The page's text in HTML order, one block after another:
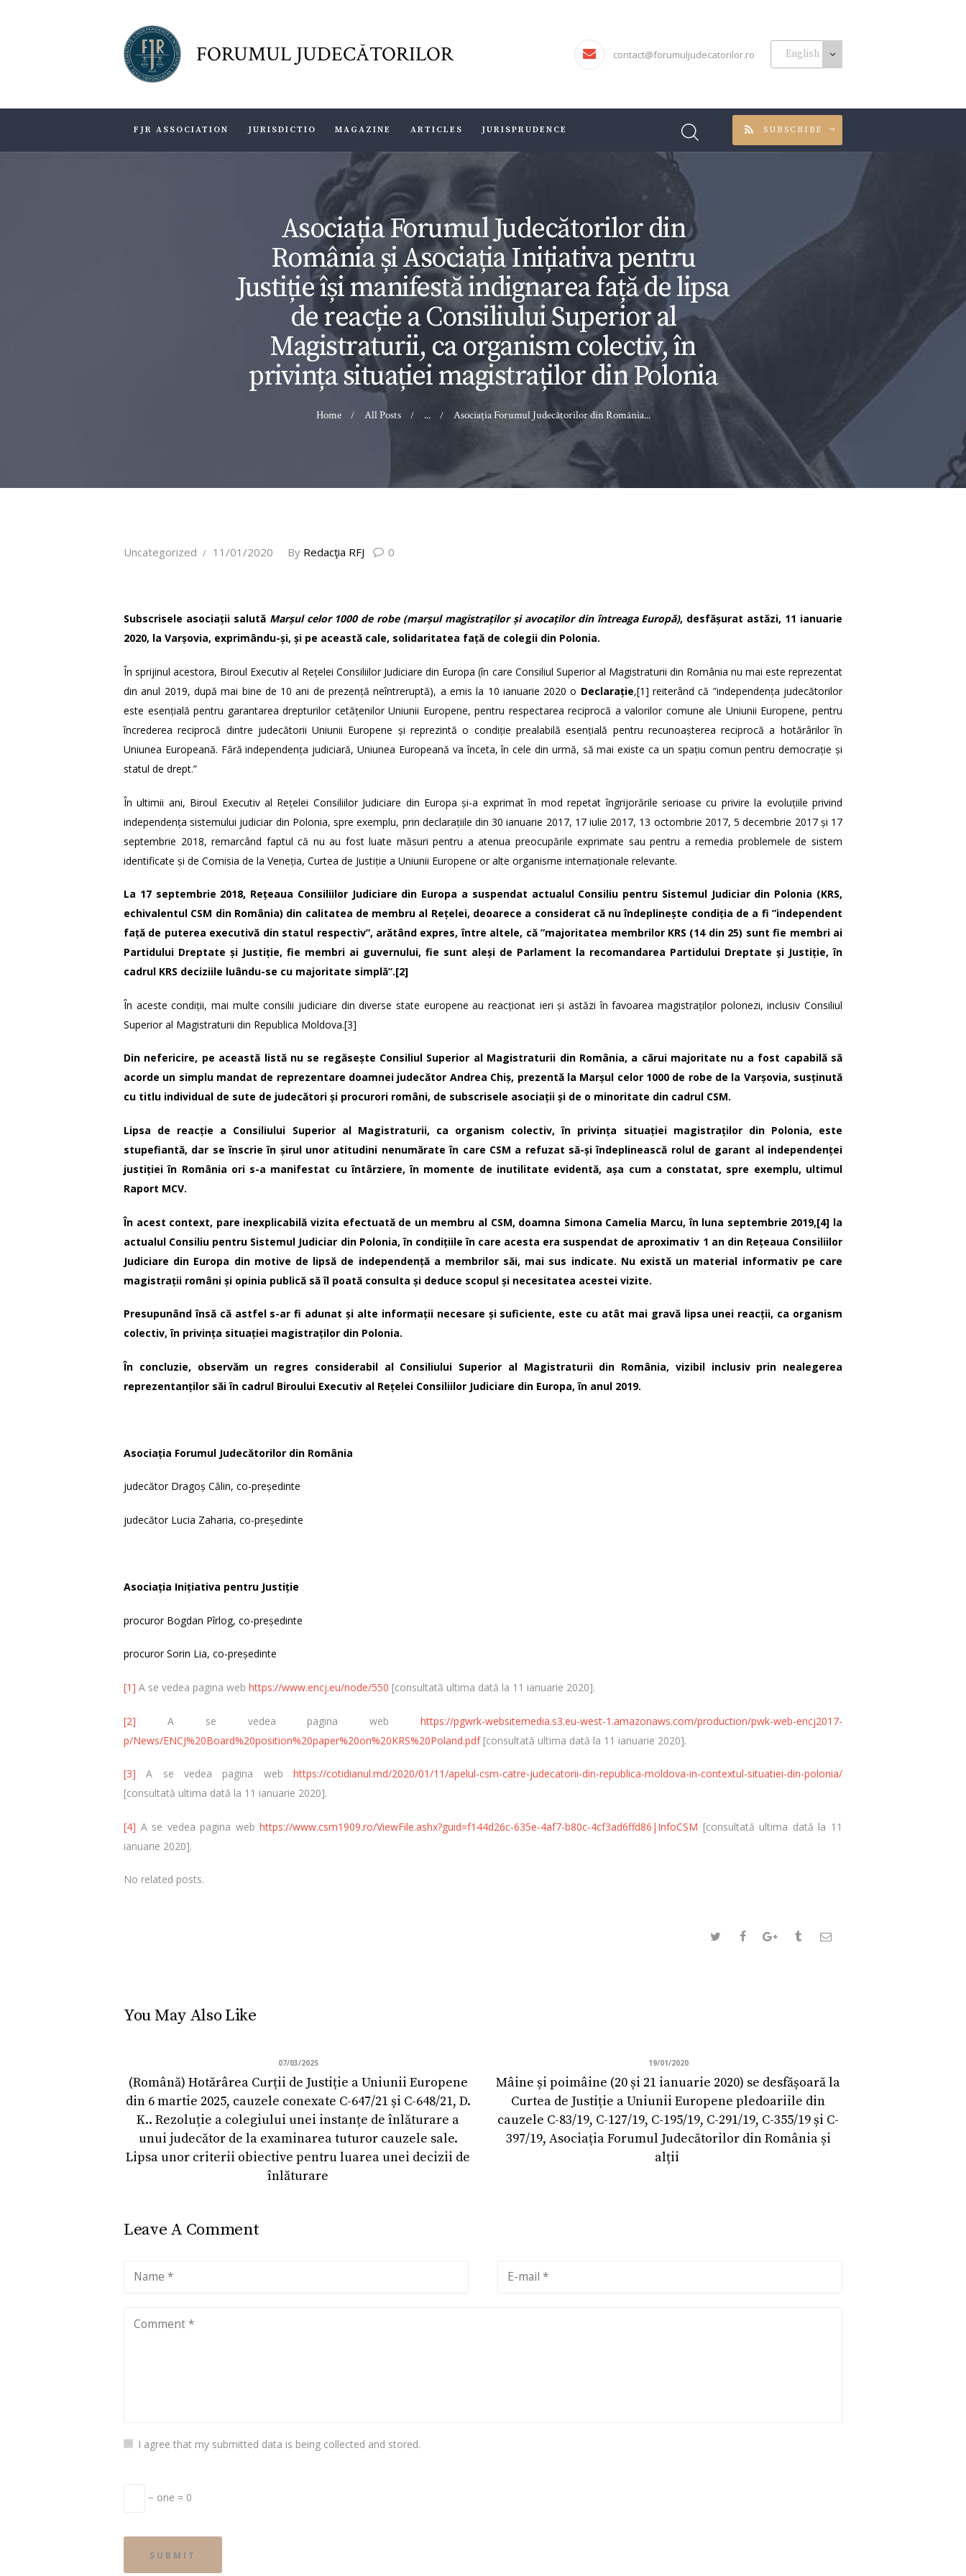
FORUMUL JUDECĂTORILOR contact@forumuljudecatorilor.ro
FJR ASSOCIATION JURISDICTIO MAGAZINE ARTICLES JURISPRUDENCE SUBSCRIBE
Asociația Forumul Judecătorilor din
România și Asociația Inițiativa pentru
Justiție își manifestă indignarea față de lipsa
de reacție a Consiliului Superior al
Magistraturii, ca organism colectiv, în
privința situației magistraților din Polonia
Home All Posts ... Asociația Forumul Judecătorilor din România...
FORUMUL JUDECĂTORILOR
JURISDICTIO
ARTICLES
JURISPRUDENCE
Uncategorized 11/01/2020 By Redacţia RFJ 0
Subscrisele asociații salută Marșul celor 1000 de robe (marșul magistraților și avocaților din întreaga Europă), desfășurat astăzi, 11 ianuarie
2020, la Varșovia, exprimându-și, și pe această cale, solidaritatea față de colegii din Polonia.
În sprijinul acestora, Biroul Executiv al Rețelei Consiliilor Judiciare din Europa (în care Consiliul Superior al Magistraturii din România nu mai este reprezentat
din anul 2019, după mai bine de 10 ani de prezență neîntreruptă), a emis la 10 ianuarie 2020 o Declarație,[1] reiterând că ”independența judecătorilor
este esențială pentru garantarea drepturilor cetățenilor Uniunii Europene, pentru respectarea reciprocă a valorilor comune ale Uniunii Europene, pentru
încrederea reciprocă dintre judecătorii Uniunii Europene și reprezintă o condiție prealabilă esențială pentru recunoașterea reciprocă a hotărârilor în
Uniunea Europeană. Fără independența judiciară, Uniunea Europeană va înceta, în cele din urmă, să mai existe ca un spațiu comun pentru democrație și
statul de drept.”
În ultimii ani, Biroul Executiv al Rețelei Consiliilor Judiciare din Europa și-a exprimat în mod repetat îngrijorările serioase cu privire la evoluțiile privind
independența sistemului judiciar din Polonia, spre exemplu, prin declarațiile din 30 ianuarie 2017, 17 iulie 2017, 13 octombrie 2017, 5 decembrie 2017 și 17
septembrie 2018, remarcând faptul că nu au fost luate măsuri pentru a atenua preocupările exprimate sau pentru a remedia problemele de sistem
identificate și de Comisia de la Veneția, Curtea de Justiție a Uniunii Europene or alte organisme internaționale relevante.
La 17 septembrie 2018, Rețeaua Consiliilor Judiciare din Europa a suspendat actualul Consiliu pentru Sistemul Judiciar din Polonia (KRS,
echivalentul CSM din România) din calitatea de membru al Rețelei, deoarece a considerat că nu îndeplinește condiția de a fi ”independent
față de puterea executivă din statul respectiv”, arătând expres, între altele, că ”majoritatea membrilor KRS (14 din 25) sunt fie membri ai
Partidului Dreptate și Justiție, fie membri ai guvernului, fie sunt aleși de Parlament la recomandarea Partidului Dreptate și Justiție, în
cadrul KRS deciziile luându-se cu majoritate simplă”.[2]
În aceste condiții, mai multe consilii judiciare din diverse state europene au reacționat ieri și astăzi în favoarea magistraților polonezi, inclusiv Consiliul
Superior al Magistraturii din Republica Moldova.[3]
Din nefericire, pe această listă nu se regăsește Consiliul Superior al Magistraturii din România, a cărui majoritate nu a fost capabilă să
acorde un simplu mandat de reprezentare doamnei judecător Andrea Chiș, prezentă la Marșul celor 1000 de robe de la Varșovia, susținută
cu titlu individual de sute de judecători și procurori români, de subscrisele asociații și de o minoritate din cadrul CSM.
Lipsa de reacție a Consiliului Superior al Magistraturii, ca organism colectiv, în privința situației magistraților din Polonia, este
stupefiantă, dar se înscrie în șirul unor atitudini nenumărate în care CSM a refuzat să-și îndeplinească rolul de garant al independenței
justiției în România ori s-a manifestat cu întârziere, în momente de inutilitate evidentă, așa cum a constatat, spre exemplu, ultimul
Raport MCV.
În acest context, pare inexplicabilă vizita efectuată de un membru al CSM, doamna Simona Camelia Marcu, în luna septembrie 2019,[4] la
actualul Consiliu pentru Sistemul Judiciar din Polonia, în condițiile în care acesta era suspendat de aproximativ 1 an din Rețeaua Consiliilor
Judiciare din Europa din motive de lipsă de independență a membrilor săi, mai sus indicate. Nu există un material informativ pe care
magistrații români și opinia publică să îl poată consulta și deduce scopul și necesitatea acestei vizite.
Presupunând însă că astfel s-ar fi adunat și alte informații necesare și suficiente, este cu atât mai gravă lipsa unei reacții, ca organism
colectiv, în privința situației magistraților din Polonia.
În concluzie, observăm un regres considerabil al Consiliului Superior al Magistraturii din România, vizibil inclusiv prin nealegerea
reprezentanților săi în cadrul Biroului Executiv al Rețelei Consiliilor Judiciare din Europa, în anul 2019.
Asociația Forumul Judecătorilor din România
judecător Dragoș Călin, co-președinte
judecător Lucia Zaharia, co-președinte
Asociația Inițiativa pentru Justiție
procuror Bogdan Pîrlog, co-președinte
procuror Sorin Lia, co-președinte
[1] A se vedea pagina web https://www.encj.eu/node/550 [consultată ultima dată la 11 ianuarie 2020].
[2] A se vedea pagina web https://pgwrk-websitemedia.s3.eu-west-1.amazonaws.com/production/pwk-web-encj2017-
p/News/ENCJ%20Board%20position%20paper%20on%20KRS%20Poland.pdf[consultată ultima dată la 11 ianuarie 2020].
[3] A se vedea pagina web https://cotidianul.md/2020/01/11/apelul-csm-catre-judecatorii-din-republica-moldova-in-contextul-situatiei-din-polonia/
[consultată ultima dată la 11 ianuarie 2020].
[4] A se vedea pagina webhttps://www.csm1909.ro/ViewFile.ashx?guid=f144d26c-635e-4af7-b80c-4cf3ad6ffd86|InfoCSM [consultată ultima dată la 11
ianuarie 2020].
No related posts.
You May Also Like
07/03/2025
(Română) Hotărârea Curții de Justiție a Uniunii Europene
din 6 martie 2025, cauzele conexate C-647/21 și C-648/21, D.
K.. Rezoluție a colegiului unei instanțe de înlăturare a
unui judecător de la examinarea tuturor cauzele sale.
Lipsa unor criterii obiective pentru luarea unei decizii de
înlăturare
19/01/2020
Mâine și poimâine (20 și 21 ianuarie 2020) se desfășoară la
Curtea de Justiție a Uniunii Europene pledoariile din
cauzele C-83/19, C-127/19, C-195/19, C-291/19, C-355/19 și C-
397/19, Asociația Forumul Judecătorilor din România și
alții
Leave A Comment
I agree that my submitted data is being collected and stored.
− one = 0